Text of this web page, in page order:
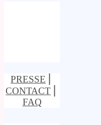
PRESSE
CONTACT
FAQ